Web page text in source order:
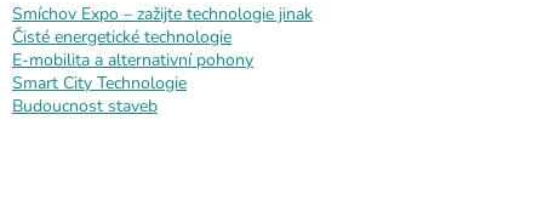
Smíchov Expo – zažijte technologie jinak
Čisté energetické technologie
E-mobilita a alternativní pohony
Smart City Technologie
Budoucnost staveb